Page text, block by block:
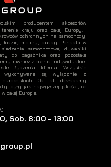
producentem akcesoriów
kraju oraz całej Europy.
ochronnych na samochody,
łodzie, motory, quady. Ponadto w
samochodowe, dywaniki
do bagażnika oraz pozostałe
również zlecenia indywidualne.
życzenia klienta. Wszystkie
są wyłącznie z
europejskich. Od lat dokładamy
były jak najwyższej jakości, co
całej Europie.
Sob. 8:00 - 13:00